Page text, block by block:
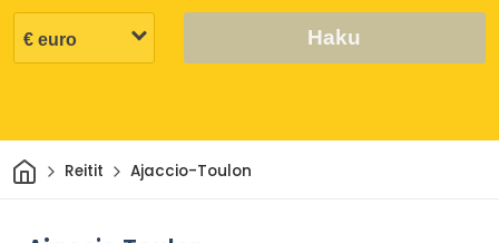
Haku
KotiinReitit Ajaccio-Toulon